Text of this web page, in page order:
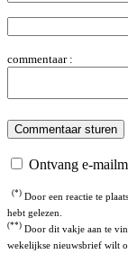
commentaar :
Ontvang e-
(*) Door een reactie te
hebt gelezen.
(**) Door dit vakje aan te
wekelijkse nieuwsbrief wilt